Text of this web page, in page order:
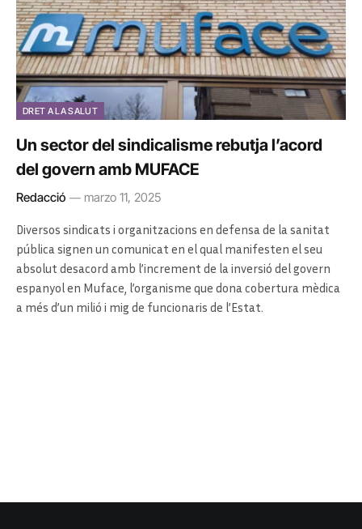
DRET A LA SALUT
Un sector del sindicalisme rebutja l’acord
del govern amb MUFACE
Redacció marzo 11, 2025
Diversos sindicats i organitzacions en defensa de la sanitat
pública signen un comunicat en el qual manifesten el seu
absolut desacord amb l’increment de la inversió del govern
espanyol en Muface, l’organisme que dona cobertura mèdica
a més d’un milió i mig de funcionaris de l’Estat.